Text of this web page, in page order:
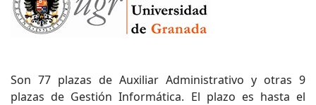
Son 77 plazas de Auxiliar Administrativo y otras 9
plazas de Gestión Informática. El plazo es hasta el